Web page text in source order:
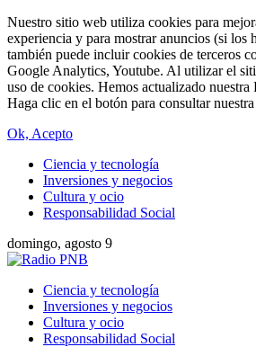
Nuestro sitio web utiliza cookies para
experiencia y para mostrar anuncios (si los
también puede incluir cookies de terceros
Google Analytics, Youtube. Al utilizar el
uso de cookies. Hemos actualizado
Haga clic en el botón para consultar
Ok, Acepto
Ciencia y tecnología
Inversiones y negocios
Cultura y ocio
Responsabilidad Social
domingo, agosto 9
Ciencia y tecnología
Inversiones y negocios
Cultura y ocio
Responsabilidad Social